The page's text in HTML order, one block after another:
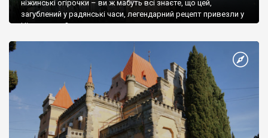
ніжинські огірочки – ви ж мабуть всі знаєте, що цей,
загублений у радянські часи, легендарний рецепт привезли у
Ніжин греки?